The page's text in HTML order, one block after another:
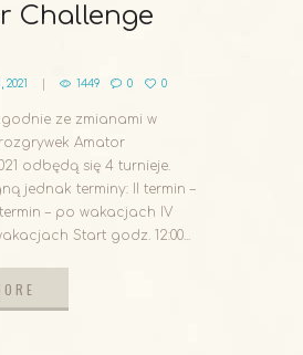
Challenge
2021 1449 0 0
ze zmianami w
Amator
odbędą się 4 turnieje.
jednak terminy: II termin –
termin – po wakacjach IV
Start godz. 12:00...